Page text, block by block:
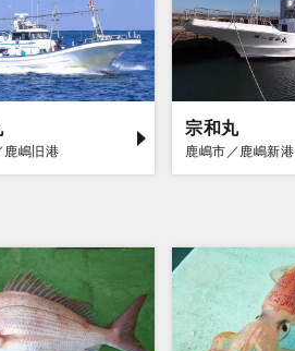
鹿嶋旧港
宗和丸
鹿嶋市／鹿嶋新港